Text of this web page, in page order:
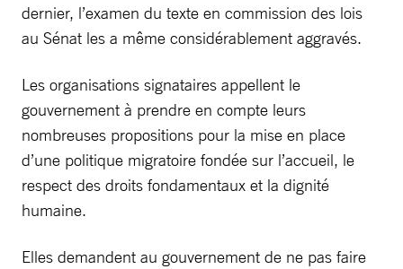
dernier, l’examen du texte en commission des lois
au Sénat les a même considérablement aggravés.
Les organisations signataires appellent le
gouvernement à prendre en compte leurs
nombreuses propositions pour la mise en place
d’une politique migratoire fondée sur l’accueil, le
respect des droits fondamentaux et la dignité
humaine.
Elles demandent au gouvernement de ne pas faire